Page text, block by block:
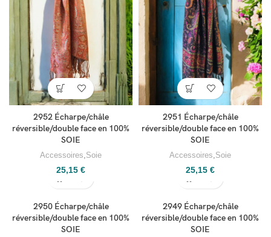
2952 Écharpe/châle
réversible/double face en 100%
SOIE
Accessoires Soie
25,15 €
2951 Écharpe/châle
réversible/double face en 100%
SOIE
Accessoires Soie
25,15 €
2950 Écharpe/châle
réversible/double face en 100%
SOIE
2949 Écharpe/châle
réversible/double face en 100%
SOIE